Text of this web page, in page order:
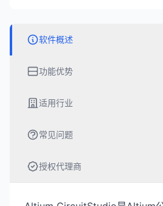
软件概述
功能优势
适用行业
常见问题
授权代理商